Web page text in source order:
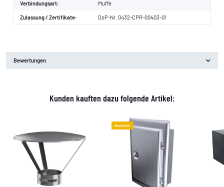
Verbindungsart: Muffe
Zulassung / Zertifikate: DoP-Nr. 0432-CPR-00403-01
Bewertungen
Kunden kauften dazu folgende Artikel:
Bestseller